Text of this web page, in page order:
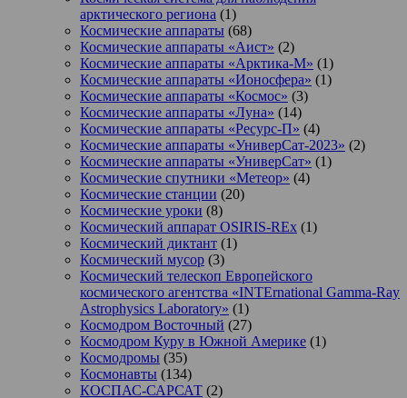
арктического региона (1)
Космические аппараты (68)
Космические аппараты «Аист» (2)
Космические аппараты «Арктика-М» (1)
Космические аппараты «Ионосфера» (1)
Космические аппараты «Космос» (3)
Космические аппараты «Луна» (14)
Космические аппараты «Ресурс-П» (4)
Космические аппараты «УниверСат-2023» (2)
Космические аппараты «УниверСат» (1)
Космические спутники «Метеор» (4)
Космические станции (20)
Космические уроки (8)
Космический аппарат OSIRIS-REx (1)
Космический диктант (1)
Космический мусор (3)
Космический телескоп Европейского
космического агентства «INTErnational Gamma-Ray
Astrophysics Laboratory» (1)
Космодром Восточный (27)
Космодром Куру в Южной Америке (1)
Космодромы (35)
Космонавты (134)
КОСПАС-САРСАТ (2)